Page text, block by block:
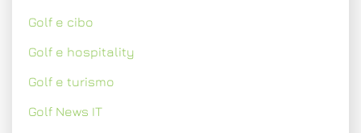
Golf e cibo
Golf e hospitality
Golf e turismo
Golf News IT